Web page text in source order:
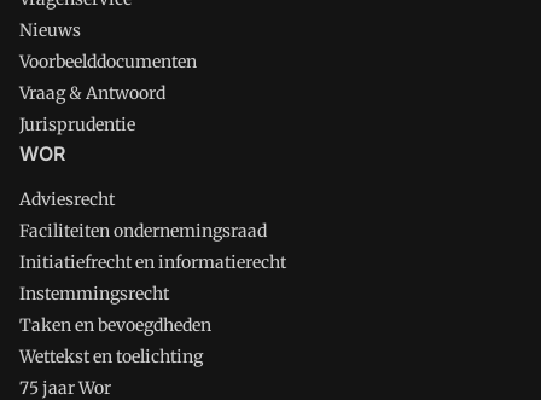
Nieuws
Voorbeelddocumenten
Vraag & Antwoord
Jurisprudentie
WOR
Adviesrecht
Faciliteiten ondernemingsraad
Initiatiefrecht en informatierecht
Instemmingsrecht
Taken en bevoegdheden
Wettekst en toelichting
75 jaar Wor